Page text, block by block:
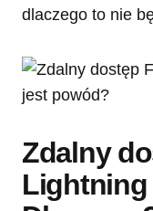
dlaczego to nie
Zdalny
Lightning